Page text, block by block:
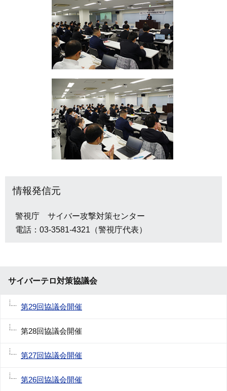
情報発信元
警視庁 サイバー攻撃対策センター
電話：03-3581-4321（警視庁代表）
サイバーテロ対策協議会
第29回協議会開催
第28回協議会開催
第27回協議会開催
第26回協議会開催